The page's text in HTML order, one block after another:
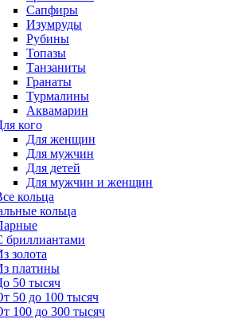
Сапфиры
Изумруды
Рубины
Топазы
Танзаниты
Гранаты
Турмалины
Аквамарин
кого
Для женщин
Для мужчин
Для детей
Для мужчин и женщин
кольца
кольца
бриллиантами
золота
платины
50 тысяч
50 до 100 тысяч
100 до 300 тысяч